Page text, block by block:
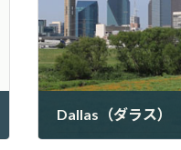
Dallas（ダラス）